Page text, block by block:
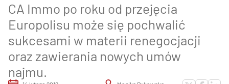
CA Immo po roku od przejęcia
Europolisu może się pochwalić
sukcesami w materii renegocjacji
oraz zawierania nowych umów
najmu.